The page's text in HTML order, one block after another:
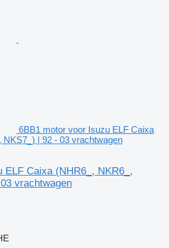
6BB1 motor voor Isuzu ELF Caixa
| 92 - 03 vrachtwagen
ELF Caixa (NHR6_, NKR6_,
vrachtwagen